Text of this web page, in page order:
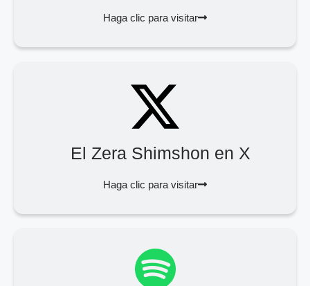
Haga clic para visitar
El Zera Shimshon en X
Haga clic para visitar